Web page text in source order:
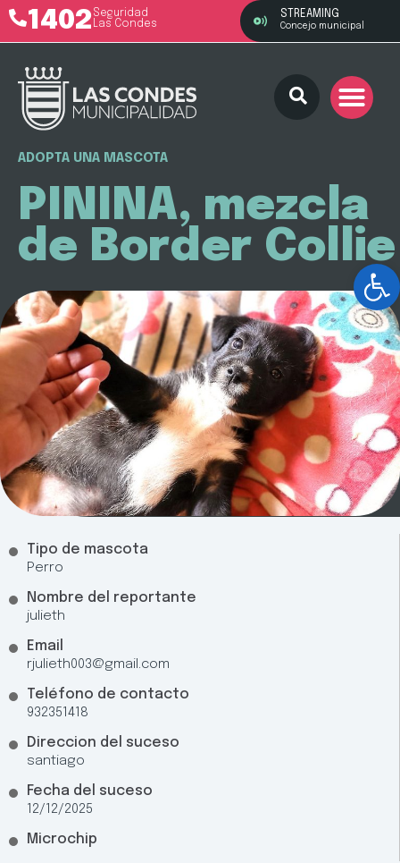
1402 Seguridad
Las Condes
STREAMING
Concejo municipal
ADOPTA UNA MASCOTA
PININA, mezcla
de Border Collie
Tipo de mascota
Perro
Nombre del reportante
julieth
Email
rjulieth003@gmail.com
Teléfono de contacto
932351418
Direccion del suceso
santiago
Fecha del suceso
12/12/2025
Microchip